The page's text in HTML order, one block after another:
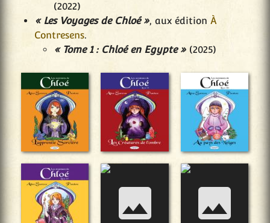
(2022)
« Les Voyages de Chloé », aux édition À
Contresens.
« Tome 1 : Chloé en Egypte » (2025)